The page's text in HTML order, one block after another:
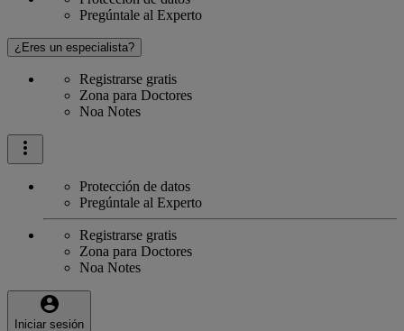
Pregúntale al Experto
¿Eres un especialista?
Registrarse gratis
Zona para Doctores
Noa Notes
Protección de datos
Pregúntale al Experto
Registrarse gratis
Zona para Doctores
Noa Notes
Iniciar sesión